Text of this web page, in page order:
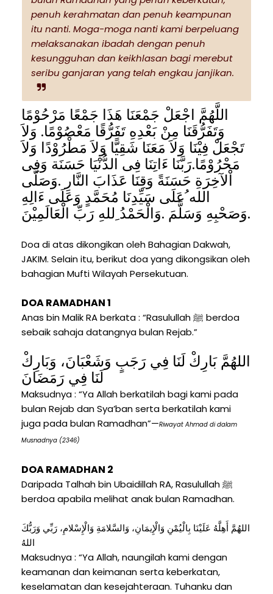
penuh kerahmatan dan penuh keampunan
itu nanti. Moga-moga nanti kami berpeluang
melaksanakan ibadah dengan penuh
kesungguhan dan keikhlasan bagi merebut
seribu ganjaran yang telah engkau janjikan.
اللَّهُمَّ اجْعَلْ جَمْعَنَا هَذَا جَمْعًا مَرْحُوْمًا
وَتَفَرُّقَنَا مِنْ بَعْدِهِ تَفَرُّقًا مَعْصُوْمًا. وَلاَ
تَجْعَلْ فِيْنَا وَلاَ مَعَنَا شَقِيًّا وَلاَ مَطْرُوْدًا وَلاَ
مَحْرُوْمًا.رَبَّنَا ءَاتِنَا فِى الدُّنْيَا حَسَنَة وَفِى
اْلآخِرَةِ حَسَنَةً وَقِنَا عَذَابَ النَّارِ .وَصَلَّى
الله ُعَلَى سَيِّدِنَا مُحَمَّدٍ وَعَلَى ءَالِهِ
وَصَحْبِهِ وَسَلَّمَ .وَالْحَمْدُ ِللهِ رَبِّ الْعَالَمِيْنَ.
Doa di atas dikongikan oleh Bahagian Dakwah,
JAKIM. Selain itu, berikut doa yang dikongsikan oleh
bahagian Mufti Wilayah Persekutuan.
DOA RAMADHAN 1
Anas bin Malik RA berkata : “Rasulullah ﷺ berdoa
sebaik sahaja datangnya bulan Rejab.”
اللهُمَّ بَارِكْ لَنَا فِي رَجَبٍ وَشَعْبَانَ، وَبَارِكْ
لَنَا فِي رَمَضَانَ
Maksudnya : “Ya Allah berkatilah bagi kami pada
bulan Rejab dan Sya’ban serta berkatilah kami
juga pada bulan Ramadhan”—Riwayat Ahmad di dalam
Musnadnya (2346)
DOA RAMADHAN 2
Daripada Talhah bin Ubaidillah RA, Rasulullah ﷺ
berdoa apabila melihat anak bulan Ramadhan.
اللهُمَّ أَهِلَّهُ عَلَيْنَا بِالْيُمْنِ وَالْإِيمَانِ، وَالسَّلامَةِ وَالْإِسْلامِ، رَبِّي وَرَبُّكَ
اللهُ
Maksudnya : “Ya Allah, naungilah kami dengan
keamanan dan keimanan serta keberkatan,
keselamatan dan kesejahteraan. Tuhanku dan